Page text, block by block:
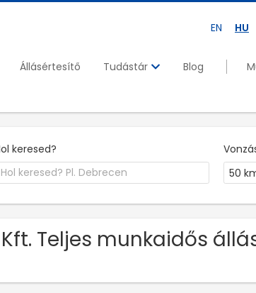
EN HU
Állásértesítő Tudástár Blog
keresed?
50
Teljes munkaidős